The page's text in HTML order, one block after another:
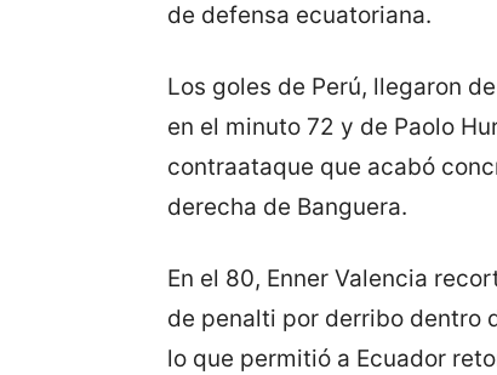
de defensa ecuatoriana.
Los goles de Perú, llegaron
en el minuto 72 y de Paolo
contraataque que acabó
derecha de Banguera.
En el 80, Enner Valencia
de penalti por derribo dentro
lo que permitió a Ecuador